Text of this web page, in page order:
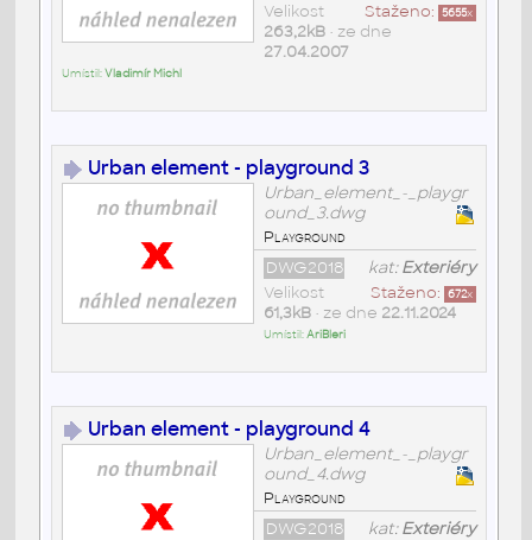
Staženo: 5655x
Velikost
263,2kB• ze dne
27.04.2007
Umístil:Vladimír Michl
Urban element - playground 3
Urban_element_-_playgr
ound_3.dwg
Playground
kat:Exteriéry
DWG2018
Staženo: 672x
Velikost
61,3kB• ze dne 22.11.2024
Umístil:AriBleri
Urban element - playground 4
Urban_element_-_playgr
ound_4.dwg
Playground
kat:Exteriéry
DWG2018